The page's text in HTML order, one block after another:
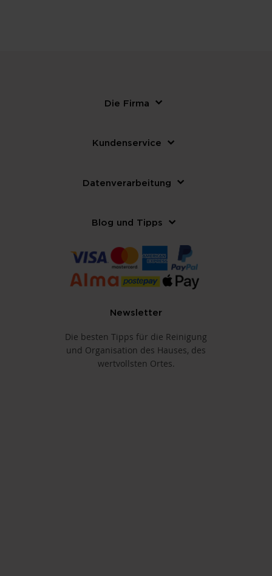
Die Firma
Kundenservice
Datenverarbeitung
Blog und Tipps
Newsletter
Die besten Tipps für die Reinigung
und Organisation des Hauses, des
wertvollsten Ortes.